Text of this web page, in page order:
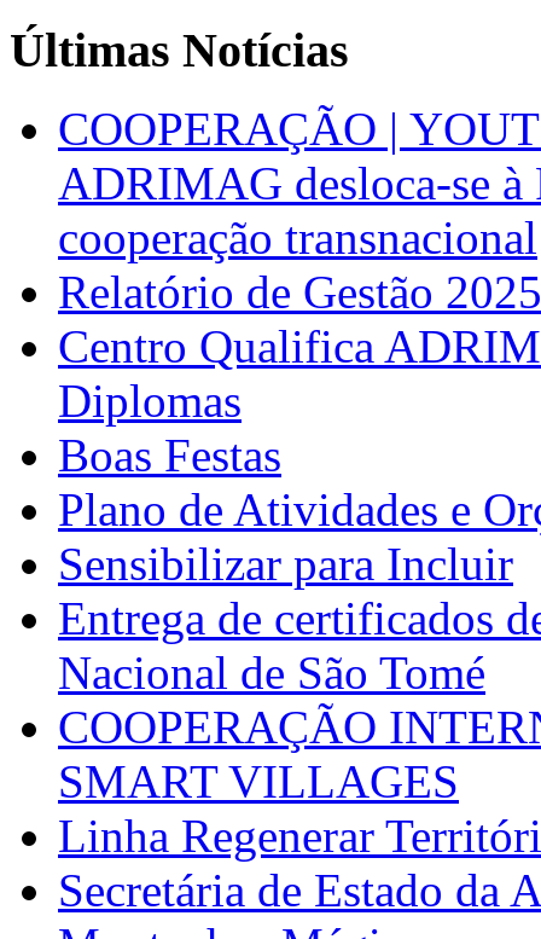
Últimas Notícias
COOPERAÇÃO |
ADRIMAG desloca-se
cooperação transnacional
Relatório de Gestão 2025
Centro Qualifica
Diplomas
Boas Festas
Plano de Atividades e
Sensibilizar para Incluir
Entrega de certificados
Nacional de São Tomé
COOPERAÇÃO
SMART VILLAGES
Linha Regenerar
Secretária de Estado da